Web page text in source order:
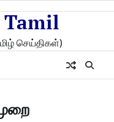
Tamil
செய்திகள்)